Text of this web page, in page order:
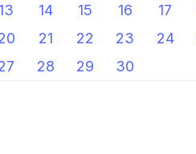
14 15 16 17
21 22 23 24
28 29 30